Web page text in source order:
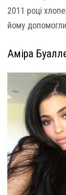
2011 році
йому
Аміра